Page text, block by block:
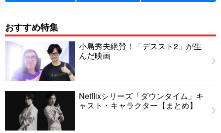
おすすめ特集
小島秀夫絶賛！「デススト2」が生
んだ映画
Netflixシリーズ「ダウンタイム」キ
ャスト・キャラクター【まとめ】